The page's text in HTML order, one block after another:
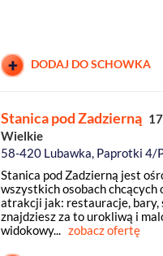
DODAJ DO SCHOWKA
Stanica pod Zadzierną
Wielkie
58-420 Lubawka, Paprotki
Stanica pod Zadzierną jest
wszystkich osobach chcących
atrakcji jak: restauracje, bary,
znajdziesz za to urokliwą i
widokowy... zobacz ofertę